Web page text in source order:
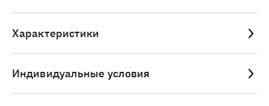
Характеристики
Индивидуальные условия